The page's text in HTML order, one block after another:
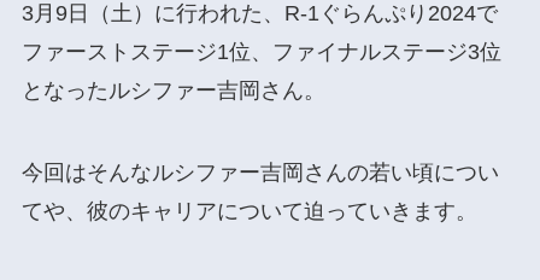
3月9日（土）に行われた、R-1ぐらんぷり2024で
ファーストステージ1位、ファイナルステージ3位
となったルシファー吉岡さん。
今回はそんなルシファー吉岡さんの若い頃につい
てや、彼のキャリアについて迫っていきます。